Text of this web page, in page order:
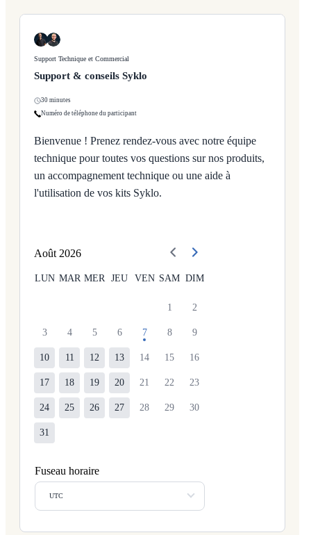
Support Technique et Commercial
Support & conseils Syklo
30 minutes
Numéro de téléphone du participant
Bienvenue ! Prenez rendez-vous avec notre équipe
technique pour toutes vos questions sur nos produits,
un accompagnement technique ou une aide à
l'utilisation de vos kits Syklo.
Août2026
LUN MAR MER JEU VEN SAM DIM
1 2
3 4 5 6 7 8 9
10 11 12 13 14 15 16
17 18 19 20 21 22 23
24 25 26 27 28 29 30
31
Fuseau horaire
UTC